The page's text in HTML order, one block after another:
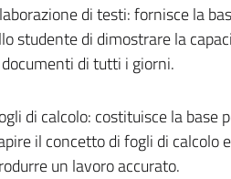
di testi: fornisce la
studente di dimostrare la
di tutti i giorni.
di calcolo: costituisce la base
il concetto di fogli di calcolo
un lavoro accurato.